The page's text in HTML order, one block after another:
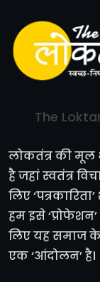
The
लोकतंत्र की मूल
है जहां स्वतंत्र
लिए
हम इसे
लिए यह समाज के
एक ‘आंदोलन’ है।